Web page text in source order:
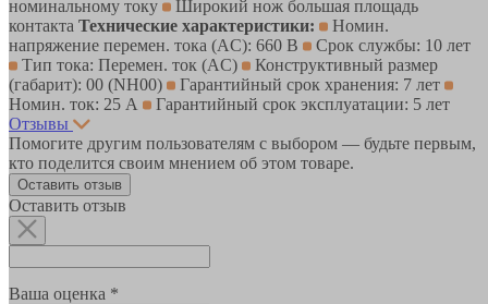
номинальному току
Широкий нож большая площадь
контакта Технические характеристики:
Номин.
напряжение перемен. тока (AC): 660 В
Срок службы: 10 лет
Тип тока: Перемен. ток (AC)
Конструктивный размер
(габарит): 00 (NH00)
Гарантийный срок хранения: 7 лет
Номин. ток: 25 А
Гарантийный срок эксплуатации: 5 лет
Отзывы
Помогите другим пользователям с выбором — будьте первым,
кто поделится своим мнением об этом товаре.
Оставить отзыв
Оставить отзыв
Ваша оценка *